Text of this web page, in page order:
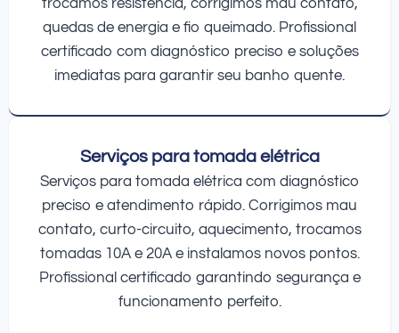
quedas de energia e fio queimado. Profissional
certificado com diagnóstico preciso e soluções
imediatas para garantir seu banho quente.
Serviços para tomada elétrica
Serviços para tomada elétrica com diagnóstico
preciso e atendimento rápido. Corrigimos mau
contato, curto-circuito, aquecimento, trocamos
tomadas 10A e 20A e instalamos novos pontos.
Profissional certificado garantindo segurança e
funcionamento perfeito.